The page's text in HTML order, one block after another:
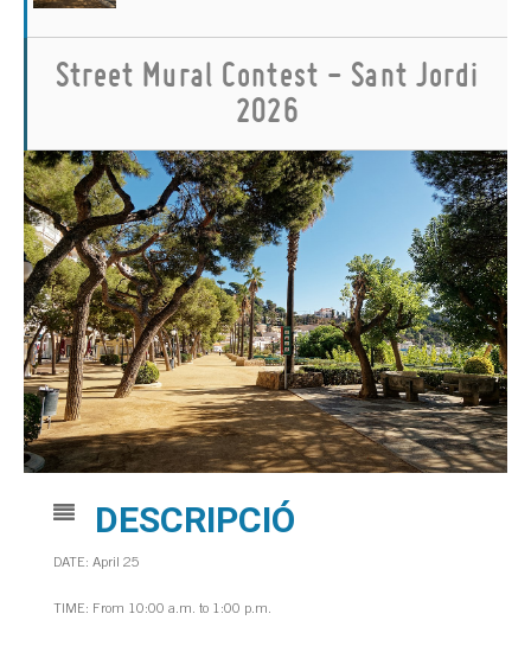
Street Mural Contest - Sant Jordi
2026
DESCRIPCIÓ
DATE: April 25
TIME: From 10:00 a.m. to 1:00 p.m.